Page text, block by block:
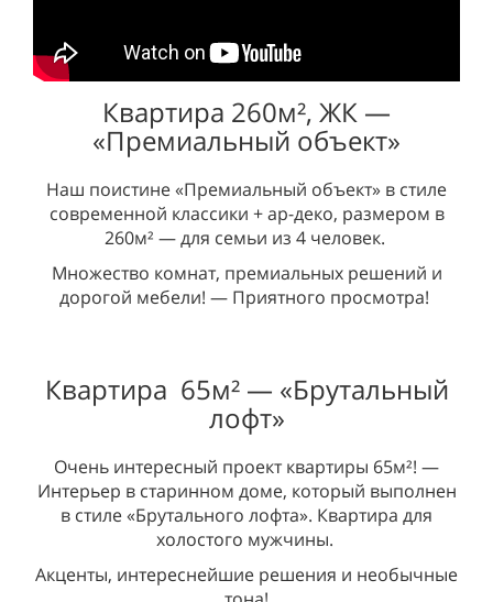
Квартира 260м², ЖК —
«Премиальный объект»
Наш поистине «Премиальный объект» в стиле
современной классики + ар-деко, размером в
260м² — для семьи из 4 человек.
Множество комнат, премиальных решений и
дорогой мебели! — Приятного просмотра!
Квартира 65м² — «Брутальный
лофт»
Очень интересный проект квартиры 65м²! —
Интерьер в старинном доме, который выполнен
в стиле «Брутального лофта». Квартира для
холостого мужчины.
Акценты, интереснейшие решения и необычные